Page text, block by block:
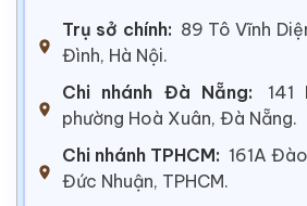
Trụ sở chính: 89 Tô Vĩnh
Đình, Hà Nội.
Chi nhánh Đà Nẵng:
141
phường Hoà Xuân, Đà Nẵng.
Chi nhánh TPHCM: 161A
Đức Nhuận, TPHCM.